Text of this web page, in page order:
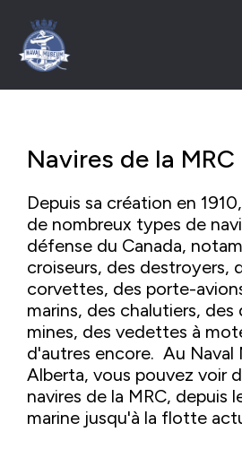
Navires de la MRC
Depuis sa création en
de nombreux types de
défense du Canada,
croiseurs, des destroyers,
corvettes, des porte-
marins, des chalutiers, des
mines, des vedettes à
d'autres encore. Au Naval
Alberta, vous pouvez voir
navires de la MRC, depuis
marine jusqu'à la flotte